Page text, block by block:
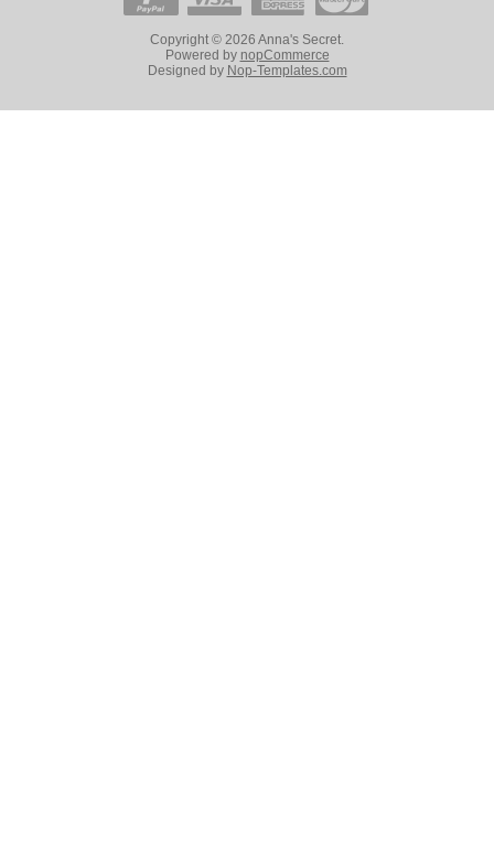
Copyright © 2026 Anna's Secret.
Powered by nopCommerce
Designed by Nop-Templates.com